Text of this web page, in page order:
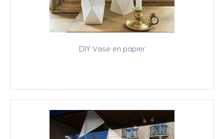
DIY Vase en papier